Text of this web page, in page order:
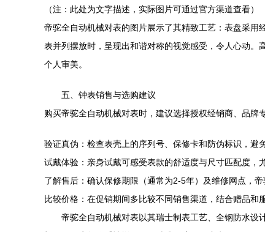
（注：此处为文字描述，实际图片可通过官方渠道查看）
帝驼全自动机械对表的图片展示了其精致工艺：表盘采
表并列摆放时，呈现出和谐对称的视觉感受，令人心动
个人审美。
五、钟表销售与选购建议
购买帝驼全自动机械对表时，建议选择授权经销商、品牌
验证真伪：检查表壳上的序列号、保修卡和防伪标识，避
试戴体验：亲身试戴可感受表款的舒适度与尺寸匹配度，
了解售后：确认保修期限（通常为2-5年）及维修网点，帝
比较价格：在促销期间多比较不同销售渠道，结合赠品和
帝驼全自动机械对表以其瑞士制表工艺、全钢防水设